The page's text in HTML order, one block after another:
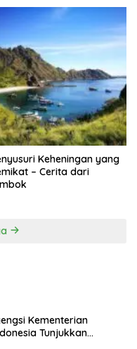
Keheningan yang
– Cerita dari
Kementerian
Tunjukkan